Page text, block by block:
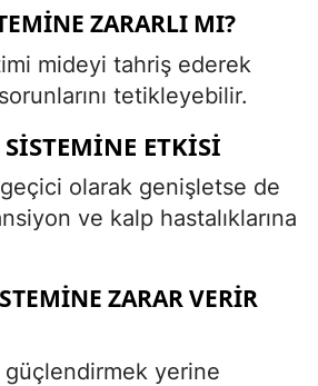
ZARARLI MI?
mideyi tahriş ederek
tetikleyebilir.
ETKISI
olarak genişletse de
ve kalp hastalıklarına
ZARAR VERIR
güçlendirmek yerine